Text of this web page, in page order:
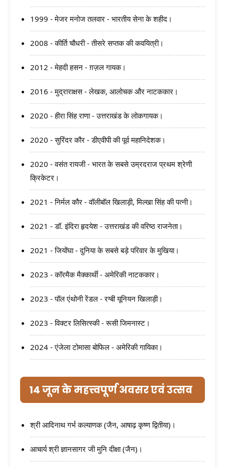
1999 - मेजर मनोज तलवार - भारतीय सेना के शहीद।
2008 - कीर्ति चौधरी - तीसरे सप्तक की कवयित्री।
2012 - मेहदी हसन - ग़ज़ल गायक।
2016 - मुद्राराक्षस - लेखक, आलोचक और नाटककार।
2020 - हीरा सिंह राणा - उत्तराखंड के लोकगायक।
2020 - सुरिंदर कौर - डीएवीपी की पूर्व महानिदेशक।
2020 - वसंत रायजी - भारत के सबसे उम्रदराज प्रथम श्रेणी
क्रिकेटर।
2021 - निर्मल कौर - वॉलीबॉल खिलाड़ी, मिल्खा सिंह की पत्नी।
2021 - डॉ. इंदिरा हृदयेश - उत्तराखंड की वरिष्ठ राजनेता।
2021 - जियोंघा - दुनिया के सबसे बड़े परिवार के मुखिया।
2023 - कॉरमैक मैक्कार्थी - अमेरिकी नाटककार।
2023 - पॉल एंथोनी रेंडल - रग्बी यूनियन खिलाड़ी।
2023 - विक्टर लिसित्स्की - रूसी जिमनास्ट।
2024 - एंजेला टोमासा बोफिल - अमेरिकी गायिका।
14 जून के महत्त्वपूर्ण अवसर एवं उत्सव
श्री आदिनाथ गर्भ कल्याणक (जैन, आषाढ़ कृष्ण द्वितीया)।
आचार्य श्री ज्ञानसागर जी मुनि दीक्षा (जैन)।